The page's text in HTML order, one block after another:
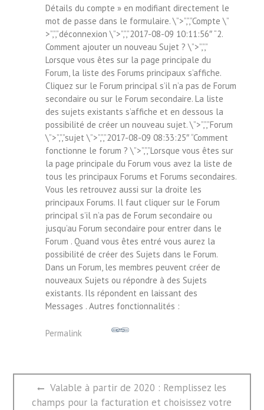
Détails du compte » en modifiant directement le
mot de passe dans le formulaire. \”>”,”,”Compte \”
>”,”,”déconnexion \”>”,”,”2017-08-09 10:11:56″ “2.
Comment ajouter un nouveau Sujet ? \”>”,”,”
Lorsque vous êtes sur la page principale du
Forum, la liste des Forums principaux s’affiche.
Cliquez sur le Forum principal s’il n’a pas de Forum
secondaire ou sur le Forum secondaire. La liste
des sujets existants s’affiche et en dessous la
possibilité de créer un nouveau sujet. \”>”,”,”Forum
\”>”,”,”sujet \”>”,”,”2017-08-09 08:33:25″ “Comment
fonctionne le forum ? \”>”,”,”Lorsque vous êtes sur
la page principale du Forum vous avez la liste de
tous les principaux Forums et Forums secondaires.
Vous les retrouvez aussi sur la droite les
principaux Forums. Il faut cliquer sur le Forum
principal s’il n’a pas de Forum secondaire ou
jusqu’au Forum secondaire pour entrer dans le
Forum . Quand vous êtes entré vous aurez la
possibilité de créer des Sujets dans le Forum.
Dans un Forum, les membres peuvent créer de
nouveaux Sujets ou répondre à des Sujets
existants. Ils répondent en laissant des
Messages . Autres fonctionnalités :
Permalink
文
Previous
post:
Valable à partir de 2020 : Remplissez les
champs pour la facturation et choisissez votre